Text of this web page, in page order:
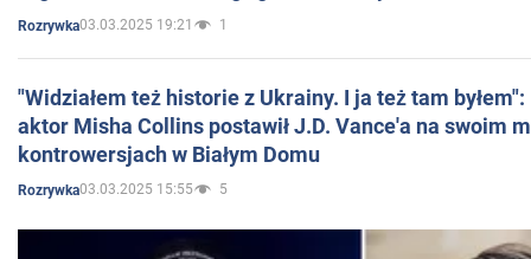
Rozrywka03.03.2025 19:21 1
"Widziałem też historie z Ukrainy. I ja też tam
aktor Misha Collins postawił J.D. Vance'a na swoim
kontrowersjach w Białym Domu
Rozrywka03.03.2025 15:55 5